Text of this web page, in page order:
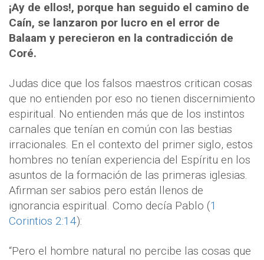
¡Ay de ellos!, porque han seguido el camino de
Caín, se lanzaron por lucro en el error de
Balaam y perecieron en la contradicción de
Coré.
Judas dice que los falsos maestros critican cosas
que no entienden por eso no tienen discernimiento
espiritual. No entienden más que de los instintos
carnales que tenían en común con las bestias
irracionales. En el contexto del primer siglo, estos
hombres no tenían experiencia del Espíritu en los
asuntos de la formación de las primeras iglesias.
Afirman ser sabios pero están llenos de
ignorancia espiritual. Como decía Pablo (1
Corintios 2:14):
“Pero el hombre natural no percibe las cosas que